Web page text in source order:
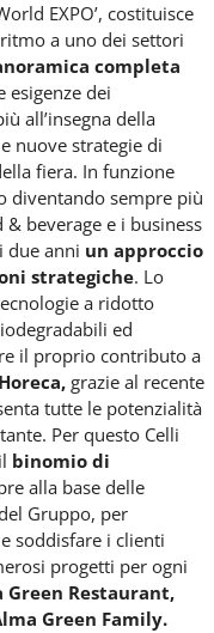
EXPO’, costituisce
a uno dei settori
completa
esigenze dei
all’insegna della
nuove strategie di
fiera. In funzione
diventando sempre più
beverage e i business
due anni un approccio
strategiche. Lo
a ridotto
ed
il proprio contributo a
grazie al recente
tutte le potenzialità
Per questo Celli
binomio di
alla base delle
Gruppo, per
soddisfare i clienti
progetti per ogni
Green Restaurant,
Green Family.